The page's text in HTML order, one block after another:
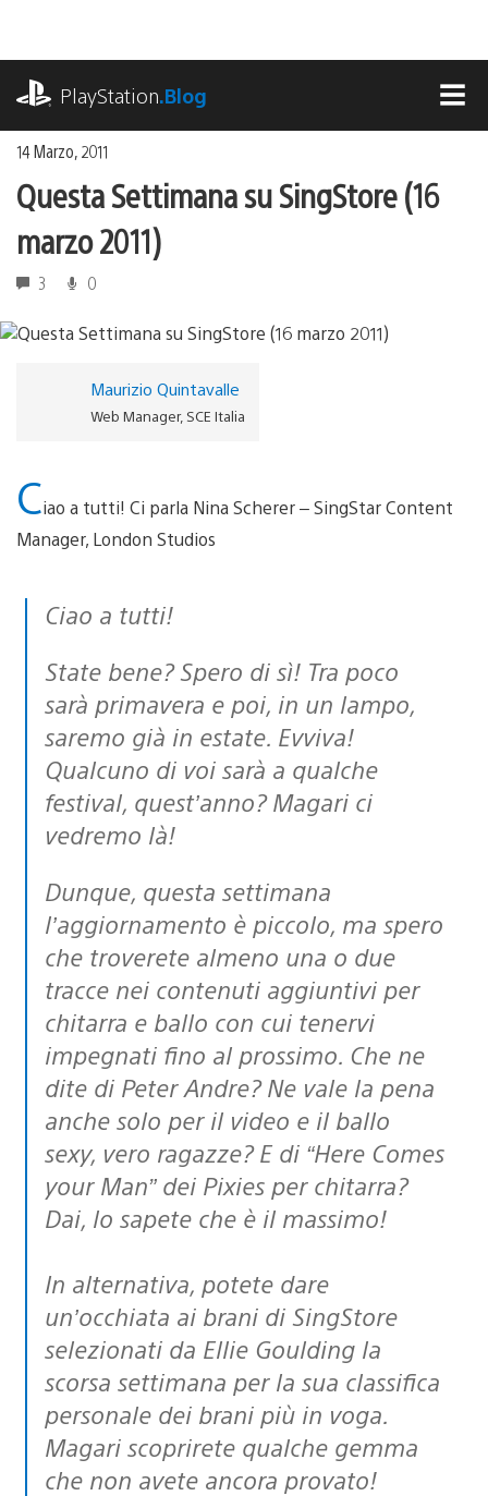
contenuto
PlayStation.Blog
14 Marzo, 2011
Questa Settimana su SingStore (16
marzo 2011)
3 0
Maurizio Quintavalle
Web Manager, SCE Italia
Ciao a tutti! Ci parla Nina Scherer – SingStar Content
Manager, London Studios
Ciao a tutti!
State bene? Spero di sì! Tra poco
sarà primavera e poi, in un lampo,
saremo già in estate. Evviva!
Qualcuno di voi sarà a qualche
festival, quest’anno? Magari ci
vedremo là!
Dunque, questa settimana
l’aggiornamento è piccolo, ma spero
che troverete almeno una o due
tracce nei contenuti aggiuntivi per
chitarra e ballo con cui tenervi
impegnati fino al prossimo. Che ne
dite di Peter Andre? Ne vale la pena
anche solo per il video e il ballo
sexy, vero ragazze? E di “Here Comes
your Man” dei Pixies per chitarra?
Dai, lo sapete che è il massimo!
In alternativa, potete dare
un’occhiata ai brani di SingStore
selezionati da Ellie Goulding la
scorsa settimana per la sua classifica
personale dei brani più in voga.
Magari scoprirete qualche gemma
che non avete ancora provato!